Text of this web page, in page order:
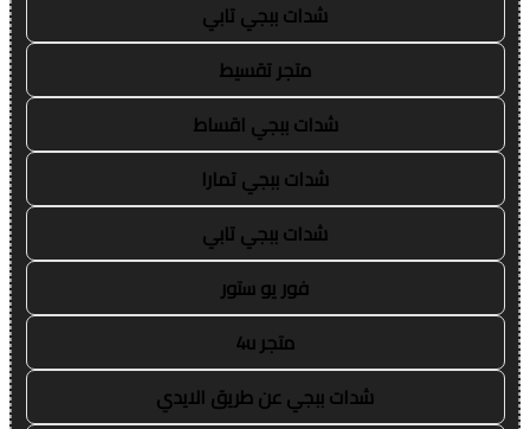
شدات ببجي تابي
متجر تقسيط
شدات ببجي اقساط
شدات ببجي تمارا
شدات ببجي تابي
فور يو ستور
متجر 4u
شدات ببجي عن طريق الايدي